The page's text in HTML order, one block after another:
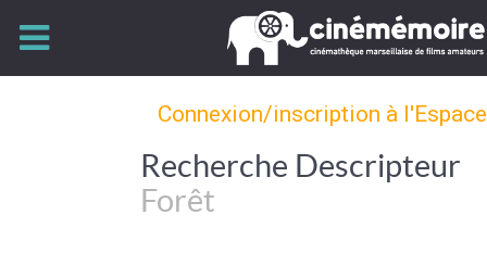
Connexion/inscription à
Recherche Descripteur
Forêt